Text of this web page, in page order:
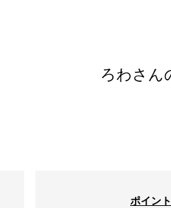
ろわさん
ポイン